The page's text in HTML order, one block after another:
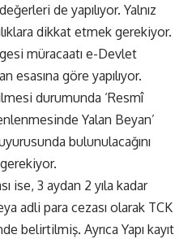
de yapılıyor. Yalnız
dikkat etmek gerekiyor.
müracaatı e-Devlet
esasına göre yapılıyor.
durumunda ‘Resmî
Yalan Beyan’
bulunulacağını
ise, 3 aydan 2 yıla kadar
adli para cezası olarak TCK
belirtilmiş. Ayrıca Yapı kayıt